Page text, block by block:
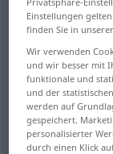
Übersicht
(Für mehr Details
Volumen,
Umfang,
Einstellungen
finden Sie in
Wir verwenden
und wir besser mit
funktionale und
und der
werden auf
gespeichert.
personalisierter
durch einen Klick